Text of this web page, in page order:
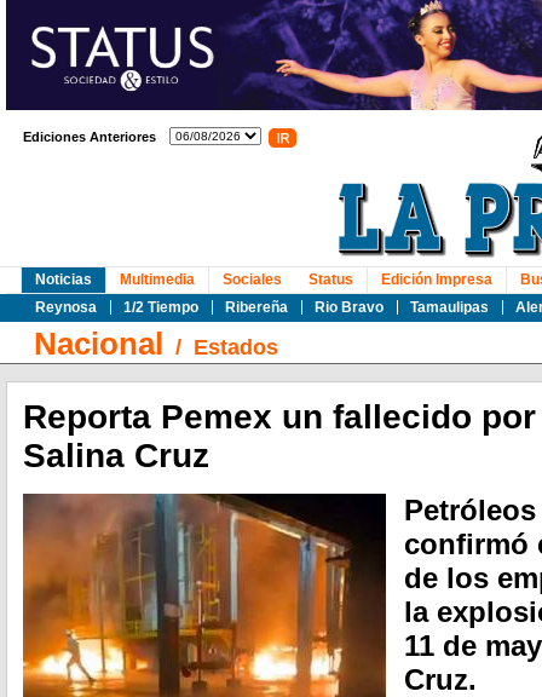
Ediciones Anteriores
Noticias
Reynosa
1/2 Tiempo Ribereña Rio Bravo Tamaulipas
Multimedia Sociales Status Edición Impresa
Nacional / Estados
Reporta Pemex un fallecido
Salina Cruz
confirmó
de los
la
11 de
Cruz.